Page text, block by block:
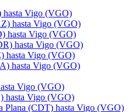
hasta Vigo (VGO)
hasta Vigo (VGO)
hasta Vigo (VGO)
hasta Vigo (VGO)
hasta Vigo (VGO)
hasta Vigo (VGO)
Vigo (VGO)
hasta Vigo (VGO)
Plana (CDT) hasta Vigo (VGO)